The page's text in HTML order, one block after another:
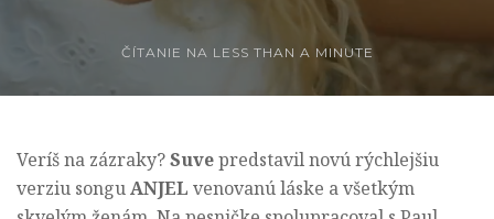
ČÍTANIE NA LESS THAN A MINUTE
Veríš na zázraky?Suvepredstavil novú rýchlejšiu
verziu songuANJEL venovanú láske a všetkým